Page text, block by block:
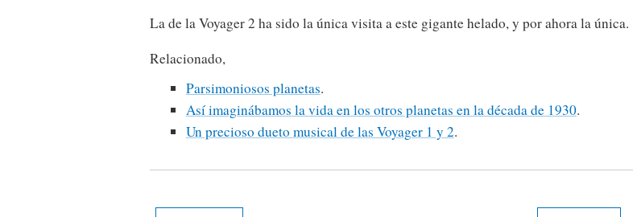
La de la Voyager 2 ha sido la única visita a este gigante helado, y por ahora la única.
Relacionado,
Parsimoniosos planetas.
Así imaginábamos la vida en los otros planetas en la década de 1930.
Un precioso dueto musical de las Voyager 1 y 2.